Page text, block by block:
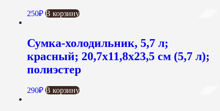
250₽ В корзину
Сумка-холодильник, 5,7 л;
красный; 20,7х11,8х23,5 см (5,7 л);
полиэстер
290₽ В корзину